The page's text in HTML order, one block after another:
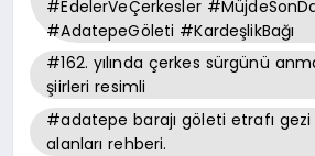
#EdelerVeÇerkesler
#AdatepeGöleti #KardeşlikBağı
#162. yılında çerkes sürgünü
şiirleri resimli
#adatepe barajı göleti etrafı
alanları rehberi.